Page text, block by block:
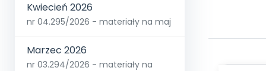
Kwiecień 2026
nr 04.295/2026 - materiały na maj
Marzec 2026
nr 03.294/2026 - materiały na